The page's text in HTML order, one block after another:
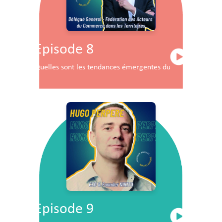
Episode 8
Quelles sont les tendances émergentes du commerce en
Episode 9